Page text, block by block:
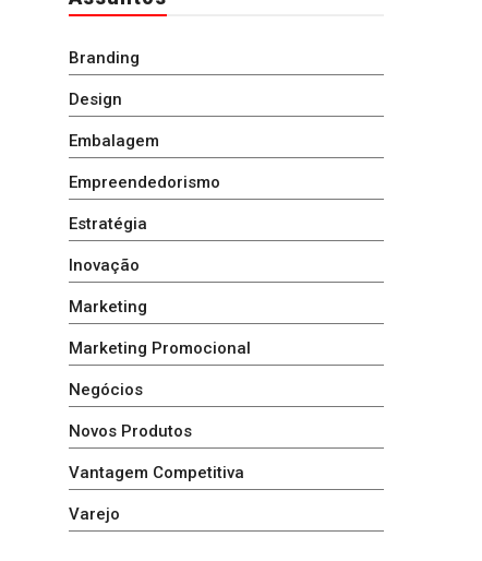
Branding
Design
Embalagem
Empreendedorismo
Estratégia
Inovação
Marketing
Marketing Promocional
Negócios
Novos Produtos
Vantagem Competitiva
Varejo